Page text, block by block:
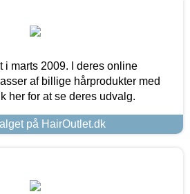
i marts 2009. I deres online
af billige hårprodukter med
her for at se deres udvalg.
på HairOutlet.dk